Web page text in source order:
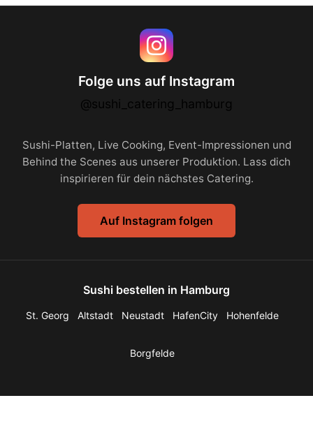
Folge uns auf Instagram
@sushi_catering_hamburg
Sushi-Platten, Live Cooking, Event-Impressionen und
Behind the Scenes aus unserer Produktion. Lass dich
inspirieren für dein nächstes Catering.
Auf Instagram folgen
Sushi bestellen in Hamburg
St. Georg Altstadt Neustadt HafenCity Hohenfelde
Borgfelde